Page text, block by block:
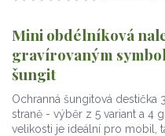
Mini obdélníková
gravírovaným
šungit
Ochranná šungitová destička
straně - výběr z 5 variant a 4
velikosti je ideální pro mobil,